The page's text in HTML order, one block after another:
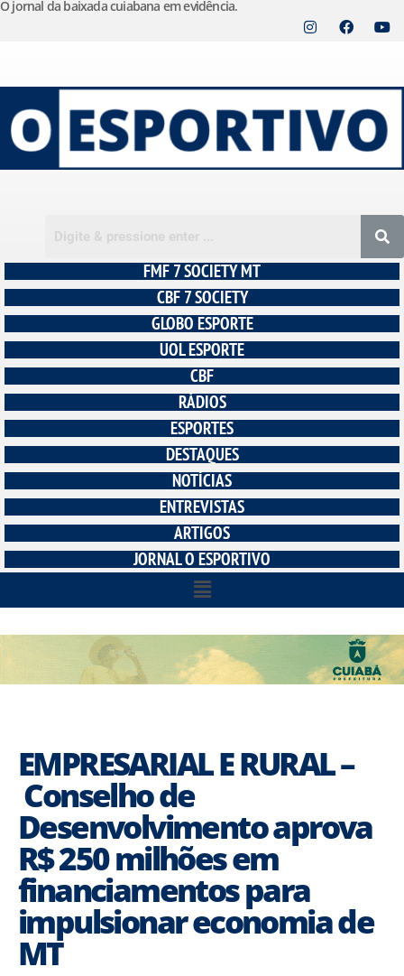
o
conteúdo
O jornal da baixada cuiabana em evidência.
FMF 7 SOCIETY MT
CBF 7 SOCIETY
GLOBO ESPORTE
UOL ESPORTE
CBF
RÁDIOS
ESPORTES
DESTAQUES
NOTÍCIAS
ENTREVISTAS
ARTIGOS
JORNAL O ESPORTIVO
EMPRESARIAL E RURAL –
Conselho de
Desenvolvimento aprova
R$ 250 milhões em
financiamentos para
impulsionar economia de
MT